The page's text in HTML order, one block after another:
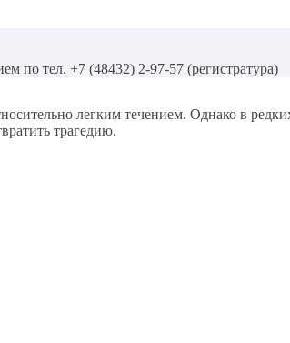
по тел. +7 (48432) 2-97-57 (регистратура)
легким течением. Однако в
трагедию.